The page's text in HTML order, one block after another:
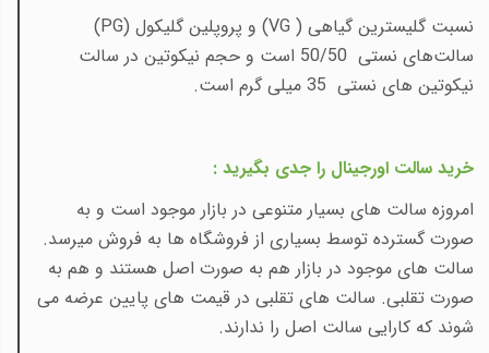
نسبت گلیسترین گیاهی ( VG) و پروپلین گلیکول (PG
)
سالت‌های نستی 50/50 است و حجم نیکوتین در سالت
نیکوتین های نستی 35 میلی گرم است
.
خرید سالت اورجینال را جدی بگیرید :
امروزه سالت های بسیار متنوعی در بازار موجود است و به
صورت گسترده توسط بسیاری از فروشگاه ها به فروش میرسد.
سالت های موجود در بازار هم به صورت اصل هستند و هم به
صورت تقلبی. سالت های تقلبی در قیمت های پایین عرضه می
شوند که کارایی سالت اصل را ندارند.